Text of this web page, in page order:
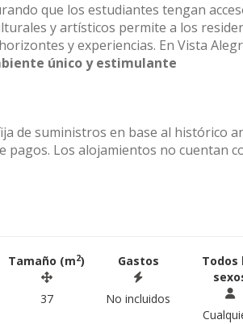
que los estudiantes tengan
y artísticos permite a los
y experiencias. En Vista
único y estimulante
de suministros en base al histórico
pagos. Los alojamientos no cuentan
Tamaño (m2)
37
Gastos
No incluidos
Todos